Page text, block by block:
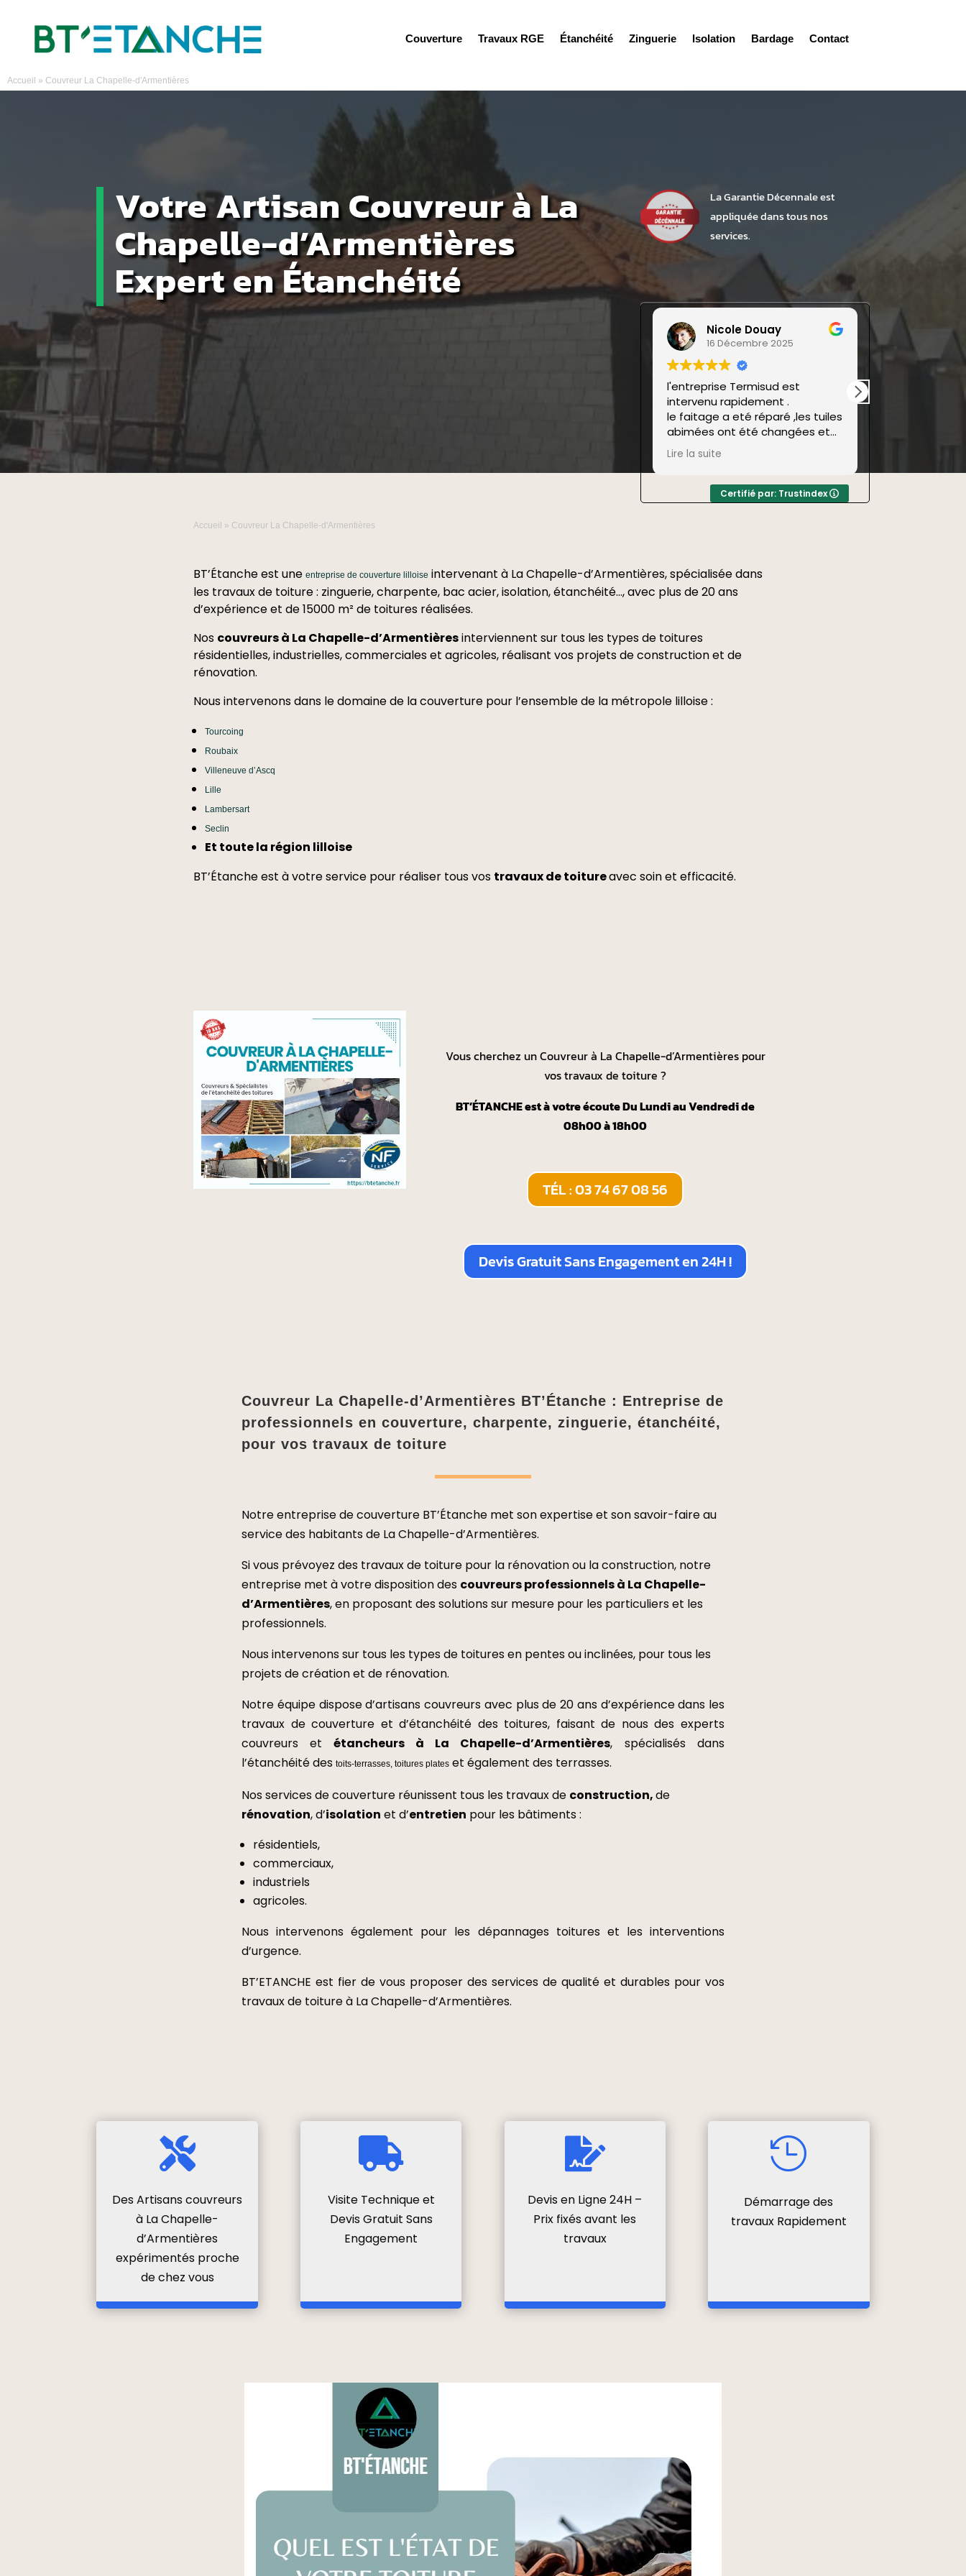
Couverture Travaux RGE Étanchéité Zinguerie Isolation Bardage Contact
Accueil » Couvreur La Chapelle-d'Armentières
Votre Artisan Couvreur à La
Chapelle-d’Armentières
Expert en Étanchéité
La Garantie Décennale est
appliquée dans tous nos
services.
abimées ont été changées et
été effectué ,le tout pour un prix
raisonnable .
entreprise qui a nous a donné
FLORENCE ALEXIS
1 Décembre 2025
Tres bon contact avec cette
entreprise réactive. Nous avions
un problème délicat
d'étanchéification d'une
a tres vite appréhender et
trouver une solution a notre
problème ( ce que toutes les
travaillé avec cette société.
Certifié par: Trustindex
Accueil » Couvreur La Chapelle-d'Armentières
BT’Étanche est une entreprise de couverture lilloise intervenant à La Chapelle-d’Armentières, spécialisée dans
les travaux de toiture : zinguerie, charpente, bac acier, isolation, étanchéité…, avec plus de 20 ans
d’expérience et de 15000 m² de toitures réalisées.
Nos couvreurs à La Chapelle-d’Armentièresinterviennent sur tous les types de toitures
résidentielles, industrielles, commerciales et agricoles, réalisant vos projets de construction et de
rénovation.
Nous intervenons dans le domaine de la couverture pour l’ensemble de la métropole lilloise :
Tourcoing
Roubaix
Villeneuve d’Ascq
Lille
Lambersart
Seclin
Et toute la région lilloise
BT’Étanche est à votre service pour réaliser tous vos travaux de toitureavec soin et efficacité.
Vous cherchez un Couvreur à La Chapelle-d’Armentières pour
vos travaux de toiture ?
BT’ÉTANCHE est à votre écoute Du Lundi au Vendredi de
08h00 à 18h00
TÉL : 03 74 67 08 56
Devis Gratuit Sans Engagement en 24H !
Couvreur La Chapelle-d’Armentières BT’Étanche : Entreprise de
professionnels en couverture, charpente, zinguerie, étanchéité,
pour vos travaux de toiture
Notre entreprise de couverture BT’Étanche met son expertise et son savoir-faire au
service des habitants de La Chapelle-d’Armentières.
Si vous prévoyez des travaux de toiture pour la rénovation ou la construction, notre
entreprise met à votre disposition des couvreurs professionnels à La Chapelle-
d’Armentières,en proposant des solutions sur mesure pour les particuliers et les
professionnels.
Nous intervenons sur tous les types de toitures en pentes ou inclinées, pour tous les
projets de création et de rénovation.
Notre équipe dispose d’artisans couvreurs avec plus de 20 ans d’expérience dans les
travaux de couverture et d’étanchéité des toitures, faisant de nous des experts
couvreurs et étancheurs à La Chapelle-d’Armentières, spécialisés dans
l’étanchéité des toits-terrasses, toitures plates et également des terrasses.
Nos services de couverture réunissent tous les travaux de construction,de
rénovation, d’isolation et d’entretien pour les bâtiments :
résidentiels,
commerciaux,
industriels
agricoles.
Nous intervenons également pour les dépannages toitures et les interventions
d’urgence.
BT’ETANCHE est fier de vous proposer des services de qualité et durables pour vos
travaux de toiture à La Chapelle-d’Armentières.

Des Artisans couvreurs
à La Chapelle-
d’Armentières
expérimentés proche
de chez vous

Visite Technique et
Devis Gratuit Sans
Engagement

Devis en Ligne 24H –
Prix fixés avant les
travaux

Démarrage des
travaux Rapidement